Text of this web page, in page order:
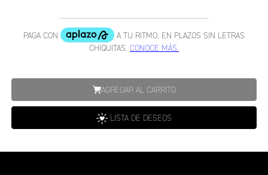
AGREGAR AL CARRITO
LISTA DE DESEOS